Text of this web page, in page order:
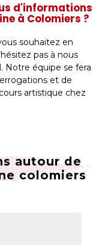
d'informations
à Colomiers ?
souhaitez en
pas à nous
Notre équipe se fera
et de
artistique chez
autour de
colomiers